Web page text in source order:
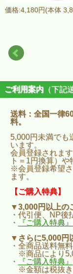
価格:4,180円(本体
ご利用案内 （下記
送料：全国一律
料。
5,000円未満でも
います。
会員登録されま
ト＝1円換算）や
※会員登録希望
ます。
【ご購入特典】
▼3,000円以上の
・代引便、NP後
・
『ご購入特典
▼さらに5,000円
・全商品送料無料
※商品により
・
『ご購入特典』
※金額は税抜き